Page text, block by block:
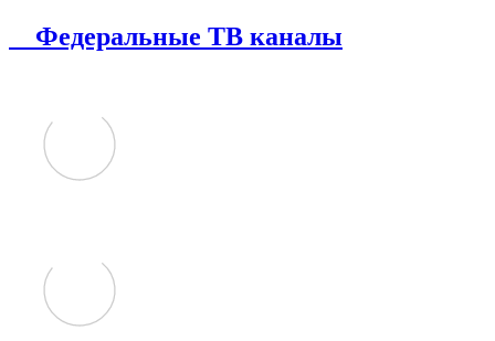
Федеральные ТВ каналы